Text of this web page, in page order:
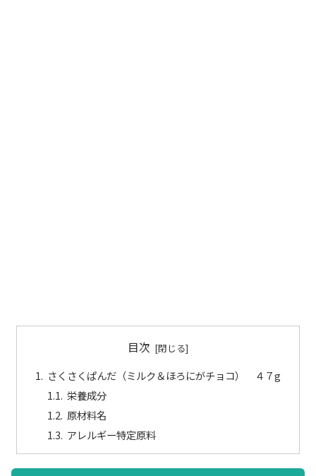
目次
さくさくぱんだ（ミルク＆ほろにがチョコ） ４７g
栄養成分
原材料名
アレルギー特定原料